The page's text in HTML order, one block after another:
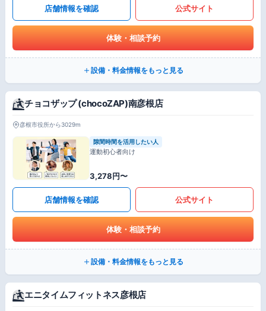
店舗情報を確認 公式サイト
体験・相談予約
設備・料金情報をもっと見る
チョコザップ (chocoZAP)南彦根店
彦根市役所から3029m
隙間時間を活用したい人
運動初心者向け
3,278円〜
店舗情報を確認 公式サイト
体験・相談予約
設備・料金情報をもっと見る
エニタイムフィットネス彦根店